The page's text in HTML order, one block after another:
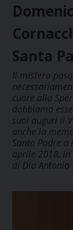
Santa
Il mistero
cuore alla
dobbiamo
suoi auguri il
anche la
Santo Padre
aprile 2018, in
di Dio Antonio